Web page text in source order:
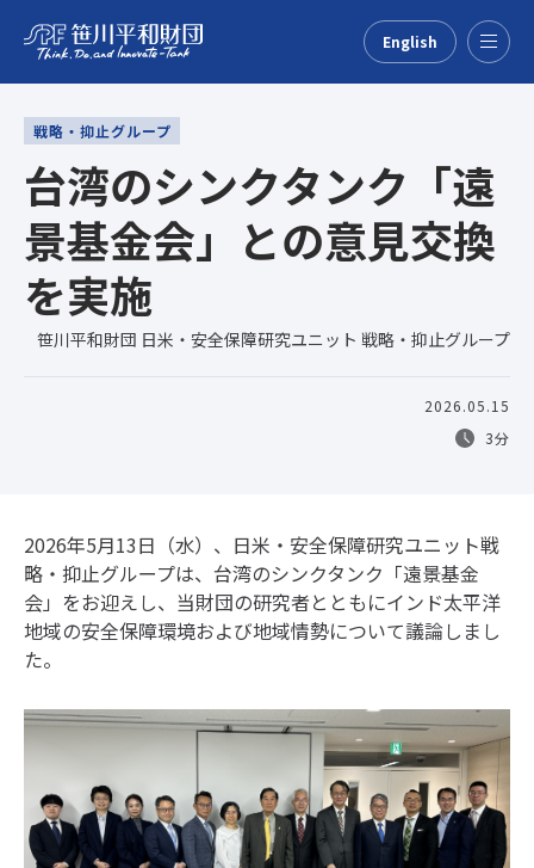
English
戦略・抑止グループ
台湾のシンクタンク「遠
景基金会」との意見交換
を実施
笹川平和財団 日米・安全保障研究ユニット 戦略・抑止グループ
2026.05.15
3分
2026年5月13日（水）、日米・安全保障研究ユニット戦
略・抑止グループは、台湾のシンクタンク「遠景基金
会」をお迎えし、当財団の研究者とともにインド太平洋
地域の安全保障環境および地域情勢について議論しまし
た。